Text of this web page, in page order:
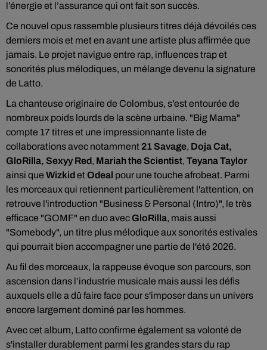
l’énergie et l’assurance qui ont fait son succès.
Ce nouvel opus rassemble plusieurs titres déjà dévoilés ces
derniers mois et met en avant une artiste plus affirmée que
jamais. Le projet navigue entre rap, influences trap et
sonorités plus mélodiques, un mélange devenu la signature
de Latto.
La chanteuse originaire de Colombus, s'est entourée de
nombreux poids lourds de la scène urbaine. "Big Mama"
compte 17 titres et une impressionnante liste de
collaborations avec notamment 21 Savage, Doja Cat,
GloRilla, Sexyy Red, Mariah the Scientist, Teyana Taylor
ainsi que WizkidetOdeal pour une touche afrobeat. Parmi
les morceaux qui retiennent particulièrement l'attention, on
retrouve l'introduction "Business & Personal (Intro)", le très
efficace "GOMF" en duo avec GloRilla, mais aussi
"Somebody", un titre plus mélodique aux sonorités estivales
qui pourrait bien accompagner une partie de l'été 2026.
Au fil des morceaux, la rappeuse évoque son parcours, son
ascension dans l’industrie musicale mais aussi les défis
auxquels elle a dû faire face pour s'imposer dans un univers
encore largement dominé par les hommes.
Avec cet album, Latto confirme également sa volonté de
s'installer durablement parmi les grandes stars du rap